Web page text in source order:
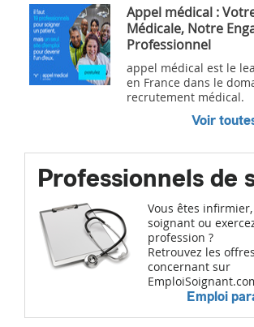
Appel médical :
Médicale, Notre
Professionnel
appel médical est le
en France dans le
recrutement médical.
Voir
Professionnels de
Vous êtes
soignant ou
profession ?
Retrouvez les
concernant sur
Emploi